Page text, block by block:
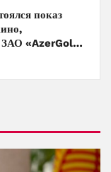
показ
«AzerGold»